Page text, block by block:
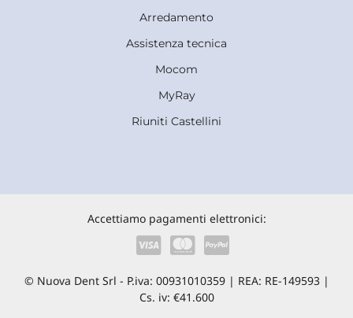
Arredamento
Assistenza tecnica
Mocom
MyRay
Riuniti Castellini
© Nuova Dent Srl - P.iva: 00931010359 | REA: RE-149593 |
Cs. iv: €41.600
Accettiamo pagamenti elettronici: